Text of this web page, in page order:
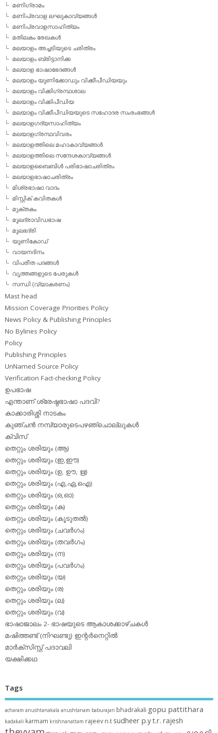
മണിഗ്രാമം
മണിപ്രവാള ലഘുകാവ്യങ്ങള്‍
മണിപ്രവാളസാഹിത്യം
മതിലകം രേഖകള്‍
മലയാളം അച്ചടിയുടെ ചരിത്രം
മലയാളം ബ്രിട്ടാനിക്ക
മലയാള ഭാഷാഭേദങ്ങള്‍
മലയാളം യൂണിക്കോഡും വിക്കീപീഡിയയും
മലയാളം വിക്കിഗ്രന്ഥശാല
മലയാളം വിക്കിപീഡിയ
മലയാളം വിക്കീപീഡിയയുടെ സഹോദര സംരംഭങ്ങള്‍
മലയാളഗദ്യസാഹിത്യം
മലയാളഗ്രന്ഥവിവരം
മലയാളത്തിലെ മഹാകാവ്യങ്ങള്‍
മലയാളത്തിലെ സന്ദേശകാവ്യങ്ങള്‍
മലയാളബൈബിള്‍ പരിഭാഷാചരിത്രം
മലയാളഭാഷാചരിത്രം
മിശ്രഭാഷാ വാദം
മിസ്റ്റിക് കവിതകള്‍
മുക്തകം
മൂലദ്രാവിഡഭാഷ
മൂലഭദ്രി
യൂണികോഡ്
വായനദിനം
വിപരീത പദങ്ങള്‍
വൃത്തങ്ങളുടെ പേരുകള്‍
സന്ധി (വ്യാകരണം)
Mast head
Mission Coverage Priorities Policy
News Policy & Publishing Principles
No Bylines Policy
Policy
Publishing Principles
UnNamed Source Policy
Verification Fact-checking Policy
ഉപഭാഷ
എന്താണ് ശ്രേഷ്ഠഭാഷാ പദവി?
കാക്കാരിശ്ശി നാടകം
കുഞ്ചന്‍ നമ്പ്യാരുടെപഴഞ്ചൊല്ലുകള്‍
ക്വിസ്
തെറ്റും ശരിയും (ആ)
തെറ്റും ശരിയും (ഇ,ഈ)
തെറ്റും ശരിയും (ഉ, ഊ, ഋ)
തെറ്റും ശരിയും (എ,ഏ,ഐ)
തെറ്റും ശരിയും (ഒ,ഓ)
തെറ്റും ശരിയും (ക)
തെറ്റും ശരിയും (കൂടുതല്‍)
തെറ്റും ശരിയും (ചവര്‍ഗം)
തെറ്റും ശരിയും (തവര്‍ഗം)
തെറ്റും ശരിയും (ന)
തെറ്റും ശരിയും (പവര്‍ഗം)
തെറ്റും ശരിയും (യ)
തെറ്റും ശരിയും (ര)
തെറ്റും ശരിയും (ല)
തെറ്റും ശരിയും (വ)
ഭാഷാജാലം 2- ഭാഷയുടെ ആകാശക്കാഴ്ചകള്‍
മഷിത്തണ്ട് (നിഘണ്ടു) ഇന്റര്‍നെറ്റില്‍
മാര്‍ക്‌സിസ്റ്റ് പദാവലി
യക്ഷിക്കഥ
Tags
acharam anushtanakala anushtanam baburajan bhadrakali gopu pattithara
kadakali karmam krishnanattam rajeev n.t sudheer p.yt.r. rajesh